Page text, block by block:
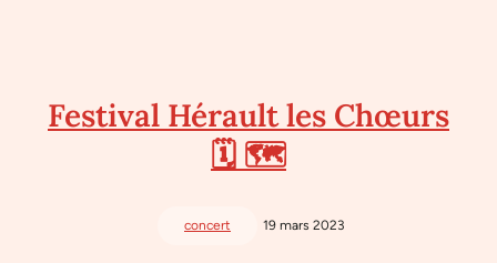
Festival Hérault les Chœurs
🗓 🗺
concert 19 mars 2023